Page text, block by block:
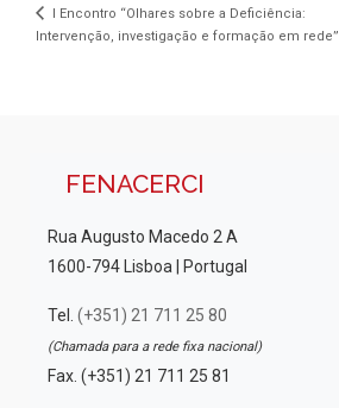
I Encontro “Olhares sobre a Deficiência:
Intervenção, investigação e formação em rede”
FENACERCI
Rua Augusto Macedo 2 A
1600-794 Lisboa | Portugal
Tel. (+351) 21 711 25 80
(Chamada para a rede fixa nacional)
Fax. (+351) 21 711 25 81